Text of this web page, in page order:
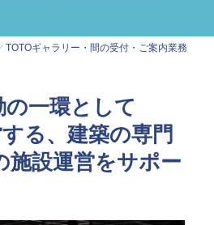
グ・制作
域活性化
TOTOギャラリー・間の受付・ご案内業務
一環として
る、建築の専門
施設運営をサポー